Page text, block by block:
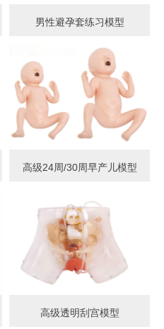
男性避孕套练习模型
高级24周/30周早产儿模型
高级透明刮宫模型